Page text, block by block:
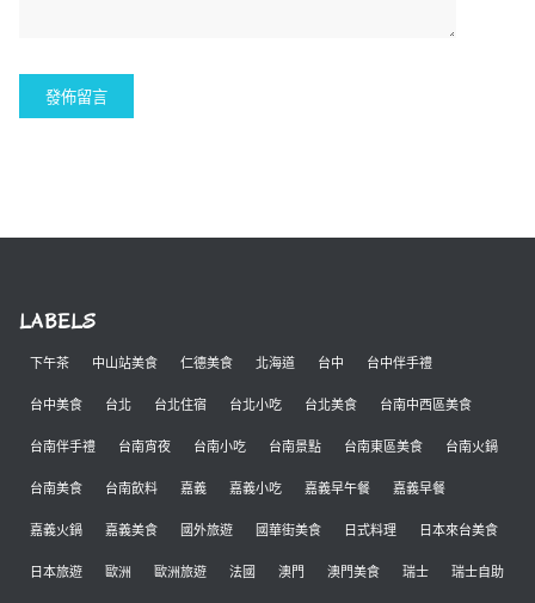
LABELS
下午茶 中山站美食 仁德美食 北海道 台中 台中伴手禮
台中美食 台北 台北住宿 台北小吃 台北美食 台南中西區美食
台南伴手禮 台南宵夜 台南小吃 台南景點 台南東區美食 台南火鍋
台南美食 台南飲料 嘉義 嘉義小吃 嘉義早午餐 嘉義早餐
嘉義火鍋 嘉義美食 國外旅遊 國華街美食 日式料理 日本來台美食
日本旅遊 歐洲 歐洲旅遊 法國 澳門 澳門美食 瑞士 瑞士自助